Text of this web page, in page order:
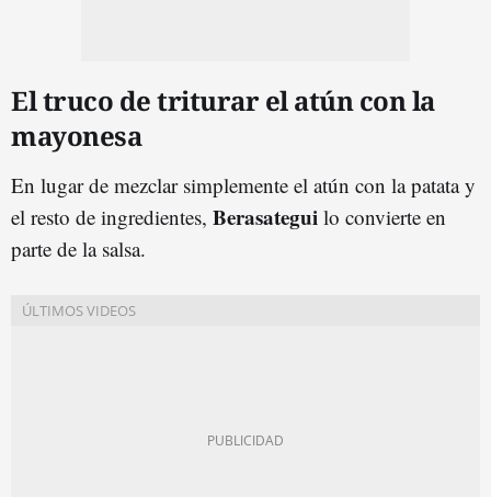
El truco de triturar el atún con la
mayonesa
En lugar de mezclar simplemente el atún con la patata y
el resto de ingredientes, Berasategui lo convierte en
parte de la salsa.